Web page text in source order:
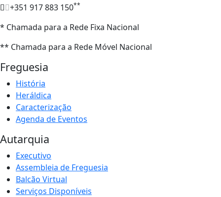
+351 917 883 150**
* Chamada para a Rede Fixa Nacional
** Chamada para a Rede Móvel Nacional
Freguesia
História
Heráldica
Caracterização
Agenda de Eventos
Autarquia
Executivo
Assembleia de Freguesia
Balcão Virtual
Serviços Disponíveis